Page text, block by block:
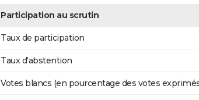
Participation au scrutin
Taux de participation
Taux d'abstention
Votes blancs (en pourcentage des votes